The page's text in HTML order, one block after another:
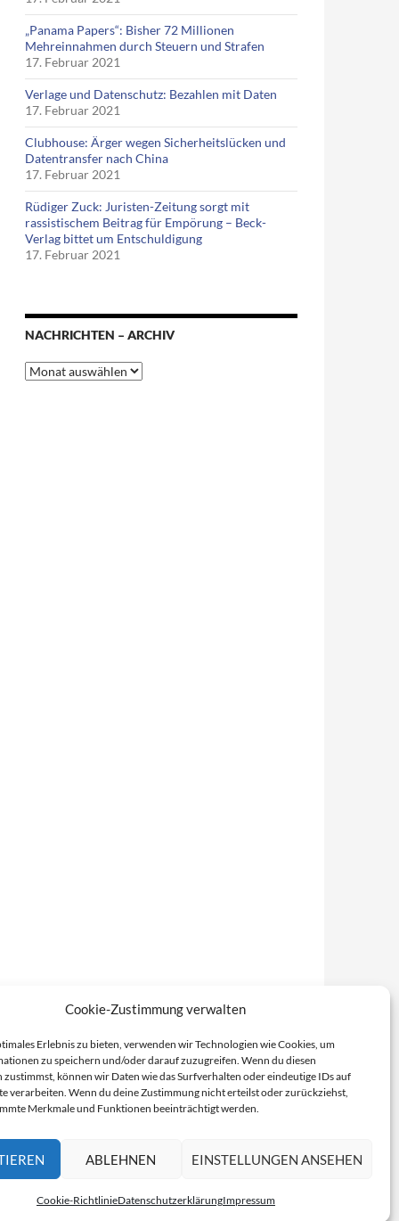
Cookie-Zustimmung verwalten
Erlebnis zu bieten, verwenden wir Technologien wie Cookies, um
zu speichern und/oder darauf zuzugreifen. Wenn du diesen
zustimmst, können wir Daten wie das Surfverhalten oder eindeutige IDs auf
verarbeiten. Wenn du deine Zustimmung nicht erteilst oder zurückziehst,
Merkmale und Funktionen beeinträchtigt werden.
ABLEHNEN EINSTELLUNGEN ANSEHEN
Cookie-RichtlinieDatenschutzerklärungImpressum
„Panama Papers“: Bisher 72 Millionen
Mehreinnahmen durch Steuern und Strafen
17. Februar 2021
Verlage und Datenschutz: Bezahlen mit Daten
17. Februar 2021
Clubhouse: Ärger wegen Sicherheitslücken und
Datentransfer nach China
17. Februar 2021
Rüdiger Zuck: Juristen-Zeitung sorgt mit
rassistischem Beitrag für Empörung – Beck-
Verlag bittet um Entschuldigung
17. Februar 2021
NACHRICHTEN – ARCHIV
Nachrichten
–